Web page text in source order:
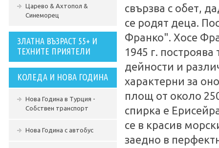
Царево & Ахтопол &
Синеморец
ЗЛАТНА ВЪЗРАСТ 55+ И
ТЕХНИТЕ ПРИЯТЕЛИ
КОЛЕДА И НОВА ГОДИНА
Нова Година в Турция -
Собствен транспорт
Нова Година с автобус
свързва с обет,
се родят деца.
Франко". Хосе
1945 г.
дейности и
характерни за
площ от около
спирка е
се в красив
заедно в